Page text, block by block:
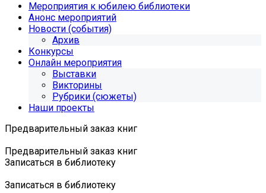
Мероприятия к юбилею библиотеки
Анонс мероприятий
Новости (события)
Архив
Конкурсы
Онлайн мероприятия
Выставки
Викторины
Рубрики (сюжеты)
Наши проекты
Предварительный заказ книг
Предварительный заказ книг
Записаться в библиотеку
Записаться в библиотеку